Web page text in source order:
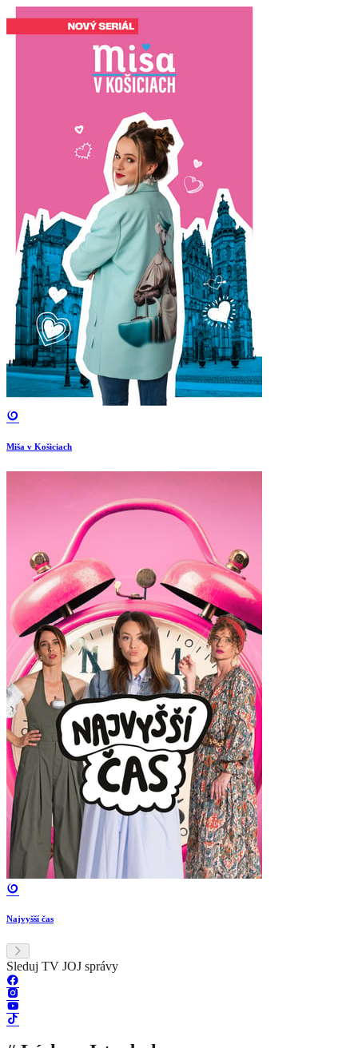
Miša v Košiciach
Najvyšší čas
Sleduj TV JOJ správy